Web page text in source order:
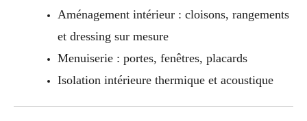
Aménagement intérieur : cloisons, rangements
et dressing sur mesure
Menuiserie : portes, fenêtres, placards
Isolation intérieure thermique et acoustique